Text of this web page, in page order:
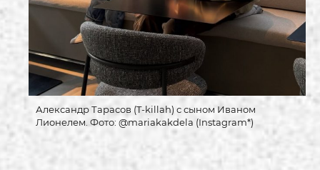
Александр Тарасов (T-killah) с сыном Иваном
Лионелем. Фото: @mariakakdela (Instagram*)